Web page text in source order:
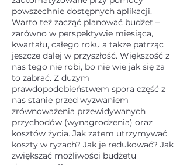
powszechnie dostępnych aplikacji.
Warto też zacząć planować budżet –
zarówno w perspektywie miesiąca,
kwartału, całego roku a także patrząc
jeszcze dalej w przyszłość. Większość z
nas tego nie robi, bo nie wie jak się za
to zabrać. Z dużym
prawdopodobieństwem spora część z
nas stanie przed wyzwaniem
zrównoważenia przewidywanych
przychodów (wynagrodzenia) oraz
kosztów życia. Jak zatem utrzymywać
koszty w ryzach? Jak je redukować? Jak
zwiększać możliwości budżetu